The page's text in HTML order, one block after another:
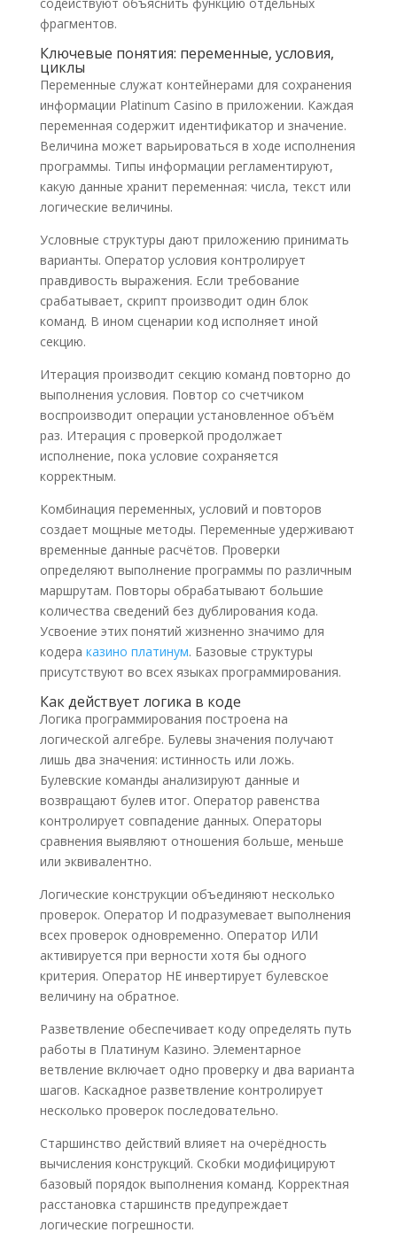
содействуют объяснить функцию отдельных
фрагментов.
Ключевые понятия: переменные, условия,
циклы
Переменные служат контейнерами для сохранения
информации Platinum Casino в приложении. Каждая
переменная содержит идентификатор и значение.
Величина может варьироваться в ходе исполнения
программы. Типы информации регламентируют,
какую данные хранит переменная: числа, текст или
логические величины.
Условные структуры дают приложению принимать
варианты. Оператор условия контролирует
правдивость выражения. Если требование
срабатывает, скрипт производит один блок
команд. В ином сценарии код исполняет иной
секцию.
Итерация производит секцию команд повторно до
выполнения условия. Повтор со счетчиком
воспроизводит операции установленное объём
раз. Итерация с проверкой продолжает
исполнение, пока условие сохраняется
корректным.
Комбинация переменных, условий и повторов
создает мощные методы. Переменные удерживают
временные данные расчётов. Проверки
определяют выполнение программы по различным
маршрутам. Повторы обрабатывают большие
количества сведений без дублирования кода.
Усвоение этих понятий жизненно значимо для
кодера казино платинум. Базовые структуры
присутствуют во всех языках программирования.
Как действует логика в коде
Логика программирования построена на
логической алгебре. Булевы значения получают
лишь два значения: истинность или ложь.
Булевские команды анализируют данные и
возвращают булев итог. Оператор равенства
контролирует совпадение данных. Операторы
сравнения выявляют отношения больше, меньше
или эквивалентно.
Логические конструкции объединяют несколько
проверок. Оператор И подразумевает выполнения
всех проверок одновременно. Оператор ИЛИ
активируется при верности хотя бы одного
критерия. Оператор НЕ инвертирует булевское
величину на обратное.
Разветвление обеспечивает коду определять путь
работы в Платинум Казино. Элементарное
ветвление включает одно проверку и два варианта
шагов. Каскадное разветвление контролирует
несколько проверок последовательно.
Старшинство действий влияет на очерёдность
вычисления конструкций. Скобки модифицируют
базовый порядок выполнения команд. Корректная
расстановка старшинств предупреждает
логические погрешности.